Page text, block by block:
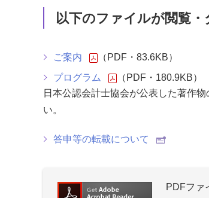
以下のファイルが閲覧
ご案内
（PDF・83.6KB）
プログラム
（PDF・180.9KB）
日本公認会計士協会が公表した著作
い。
答申等の転載について
PDFファ